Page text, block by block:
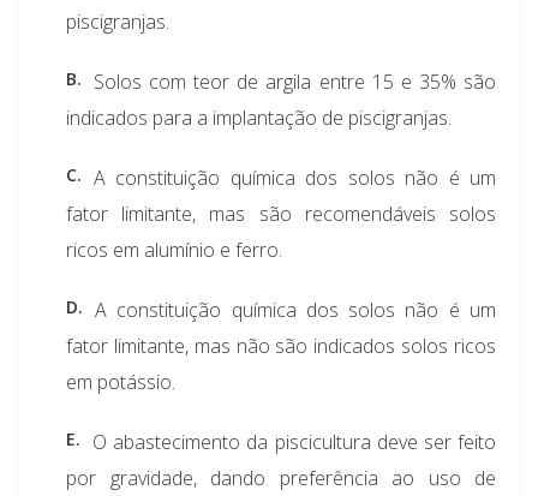
piscigranjas.
B.
Solos com teor de argila entre 15 e 35% são
indicados para a implantação de piscigranjas.
C. A constituição química dos solos não é um
fator limitante, mas são recomendáveis solos
ricos em alumínio e ferro.
D. A constituição química dos solos não é um
fator limitante, mas não são indicados solos ricos
em potássio.
E.
O abastecimento da piscicultura deve ser feito
por gravidade, dando preferência ao uso de